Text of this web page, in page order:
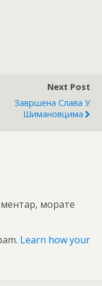
Next Post
Завршена Слава У
Шимановцима
морате
Learn how your